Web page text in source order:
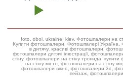
foto, oboi, ukraine, kiev, Фотошпалери на
Купити фотошпалери. Фотошпалері
в дитячу, красиві фотошпалери,
фотошпалери дитячі ілюстрації, фотошпалери низькі ціни,
стіну, фотошпалери на стіну троянда,
на стіну місто, фотошпалери на стіну
фотошпалери вікно, фотошпалери 3d,
пейзаж, фотошпалери